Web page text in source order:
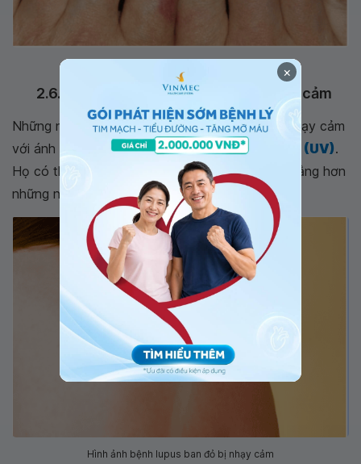
Hình ảnh bệnh lupus ban đỏ: Thay đổi móng tay
2.6. Hình ảnh bệnh lupus ban đỏ: Nhạy cảm
Những người bị bệnh lupus ban đỏcó thể bị nhạy cảm
với ánh sáng, đó là sự nhạy cảm vớitia cực tím (UV).
Họ có thể cảm nhận thấy họ dễ dàng bị cháy nắng hơn
những người khác.
Hình ảnh bệnh lupus ban đỏ bị nhạy cảm
×